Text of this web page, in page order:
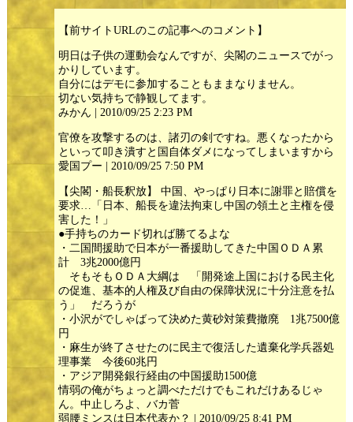
【前サイトURLのこの記事へのコメント】
明日は子供の運動会なんですが、尖閣のニュースでがっ
かりしています。
自分にはデモに参加することもままなりません。
切ない気持ちで静観してます。
みかん | 2010/09/25 2:23 PM
官僚を攻撃するのは、諸刃の剣ですね。悪くなったから
といって叩き潰すと国自体ダメになってしまいますから
愛国プー | 2010/09/25 7:50 PM
【尖閣・船長釈放】 中国、やっぱり日本に謝罪と賠償を
要求…「日本、船長を違法拘束し中国の領土と主権を侵
害した！」
●手持ちのカード切れば勝てるよな
・二国間援助で日本が一番援助してきた中国ＯＤＡ累
計 3兆2000億円
そもそもＯＤＡ大綱は 「開発途上国における民主化
の促進、基本的人権及び自由の保障状況に十分注意を払
う」 だろうが
・小沢がでしゃばって決めた黄砂対策費撤廃 1兆7500億
円
・麻生が終了させたのに民主で復活した遺棄化学兵器処
理事業 今後60兆円
・アジア開発銀行経由の中国援助1500億
情弱の俺がちょっと調べただけでもこれだけあるじゃ
ん。中止しろよ、バカ菅
弱腰ミンスは日本代表か？ | 2010/09/25 8:41 PM